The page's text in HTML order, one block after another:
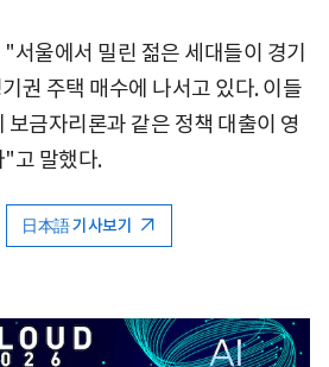
서울에서 밀린 젊은 세대들이 경기
권 주택 매수에 나서고 있다. 이들
보금자리론과 같은 정책 대출이 영
"고 말했다.
日本語 기사보기